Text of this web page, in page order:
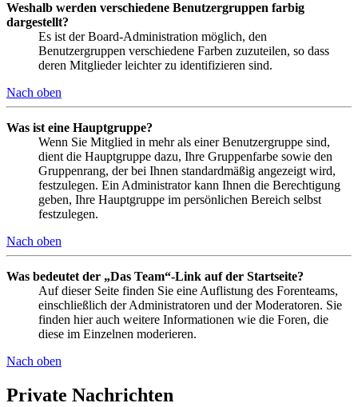
Weshalb werden verschiedene Benutzergruppen farbig
dargestellt?
Es ist der Board-Administration möglich, den
Benutzergruppen verschiedene Farben zuzuteilen, so dass
deren Mitglieder leichter zu identifizieren sind.
Nach oben
Was ist eine Hauptgruppe?
Wenn Sie Mitglied in mehr als einer Benutzergruppe sind,
dient die Hauptgruppe dazu, Ihre Gruppenfarbe sowie den
Gruppenrang, der bei Ihnen standardmäßig angezeigt wird,
festzulegen. Ein Administrator kann Ihnen die Berechtigung
geben, Ihre Hauptgruppe im persönlichen Bereich selbst
festzulegen.
Nach oben
Was bedeutet der „Das Team“-Link auf der Startseite?
Auf dieser Seite finden Sie eine Auflistung des Forenteams,
einschließlich der Administratoren und der Moderatoren. Sie
finden hier auch weitere Informationen wie die Foren, die
diese im Einzelnen moderieren.
Nach oben
Private Nachrichten